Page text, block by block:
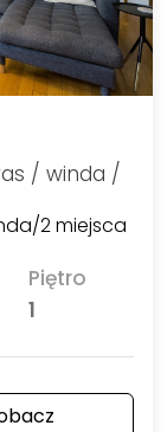
/ winda /
2 miejsca
Piętro
1